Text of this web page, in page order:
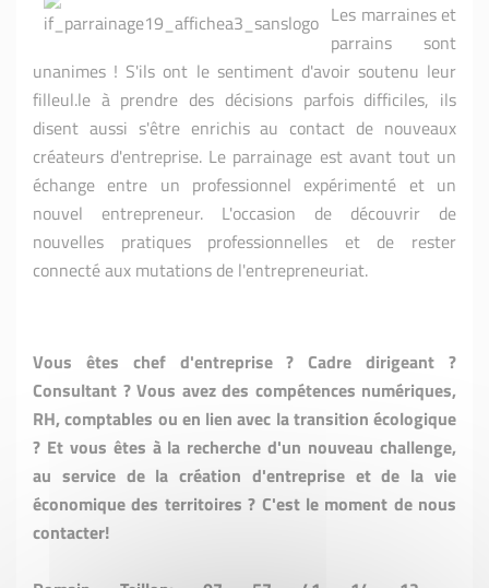
Les marraines et
parrains sont
unanimes ! S'ils ont le sentiment d'avoir soutenu leur
filleul.le à prendre des décisions parfois difficiles, ils
disent aussi s'être enrichis au contact de nouveaux
créateurs d'entreprise. Le parrainage est avant tout un
échange entre un professionnel expérimenté et un
nouvel entrepreneur. L'occasion de découvrir de
nouvelles pratiques professionnelles et de rester
connecté aux mutations de l'entrepreneuriat.
Vous êtes chef d'entreprise ? Cadre dirigeant ?
Consultant ? Vous avez des compétences numériques,
RH, comptables ou en lien avec la transition écologique
? Et vous êtes à la recherche d'un nouveau challenge,
au service de la création d'entreprise et de la vie
économique des territoires ? C'est le moment de nous
contacter!